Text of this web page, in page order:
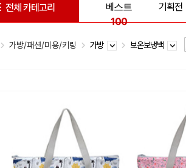
전체 카테고리
베스트
100
기획전
가방/패션/미용/키링 가방 보온보냉백